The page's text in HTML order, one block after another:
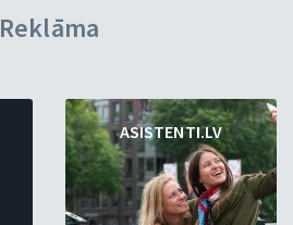
Reklāma
ASISTENTI.LV